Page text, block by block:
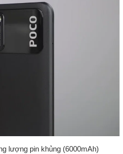
lượng pin khủng (6000mAh)